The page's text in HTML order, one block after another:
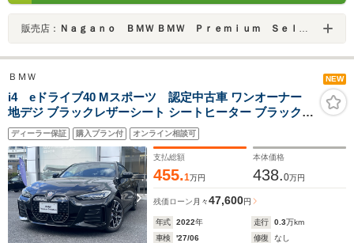
販売店： Ｎａｇａｎｏ ＢＭＷ ＢＭＷ Ｐｒｅｍｉｕｍ Ｓｅｌｅｃｔｉｏｎ 長野
ＢＭＷ NEW
i4 eドライブ40 Mスポーツ 認定中古車 ワンオーナー
地デジ ブラックレザーシート シートヒーター ブラックグ
リル アラウンドビュー
ディーラー保証 購入プラン付 オンライン相談可
支払総額
455.1万円
本体価格
438.0万円
残価ローン 月々47,600円
年式 2022年 走行 0.3万km
車検
'27/06 修復
なし